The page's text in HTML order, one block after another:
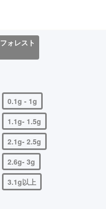
フォレスト
0.1g - 1g
1.1g- 1.5g
2.1g- 2.5g
2.6g- 3g
3.1g以上